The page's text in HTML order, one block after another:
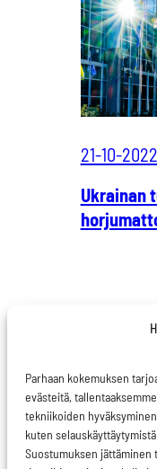
Parhaan kokemuksen
evästeitä,
tekniikoiden
kuten
Suostumuksen
21-10-2022
Ukrainan
Ota